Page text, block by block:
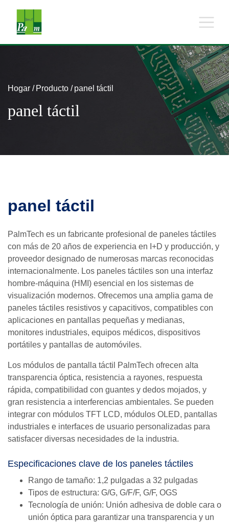
Hogar Producto panel táctil
panel táctil
panel táctil
PalmTech es un fabricante profesional de paneles táctiles
con más de 20 años de experiencia en I+D y producción, y
proveedor designado de numerosas marcas reconocidas
internacionalmente. Los paneles táctiles son una interfaz
hombre-máquina (HMI) esencial en los sistemas de
visualización modernos. Ofrecemos una amplia gama de
paneles táctiles resistivos y capacitivos, compatibles con
aplicaciones en pantallas pequeñas y medianas,
monitores industriales, equipos médicos, dispositivos
portátiles y pantallas de automóviles.
Los módulos de pantalla táctil PalmTech ofrecen alta
transparencia óptica, resistencia a rayones, respuesta
rápida, compatibilidad con guantes y dedos mojados, y
gran resistencia a interferencias ambientales. Se pueden
integrar con módulos TFT LCD, módulos OLED, pantallas
industriales e interfaces de usuario personalizadas para
satisfacer diversas necesidades de la industria.
Especificaciones clave de los paneles táctiles
Rango de tamaño: 1,2 pulgadas a 32 pulgadas
Tipos de estructura: G/G, G/F/F, G/F, OGS
Tecnología de unión: Unión adhesiva de doble cara o
unión óptica para garantizar una transparencia y un